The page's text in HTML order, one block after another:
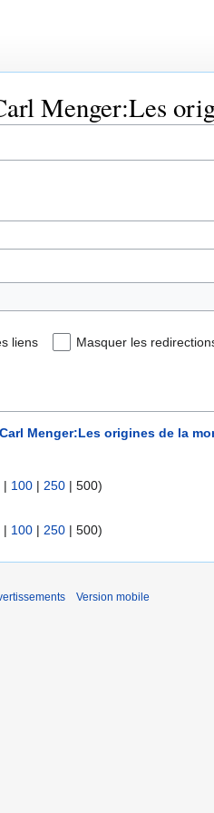
Menger:Les
liens Masquer les
Carl Menger:Les origines de la
| 100 | 250 | 500)
| 100 | 250 | 500)
Version mobile